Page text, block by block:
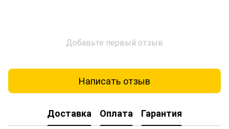
Добавьте первый отзыв
Написать отзыв
Доставка Оплата Гарантия